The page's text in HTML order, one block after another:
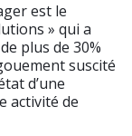
est le
» qui a
plus de 30%
suscité
d’une
activité de